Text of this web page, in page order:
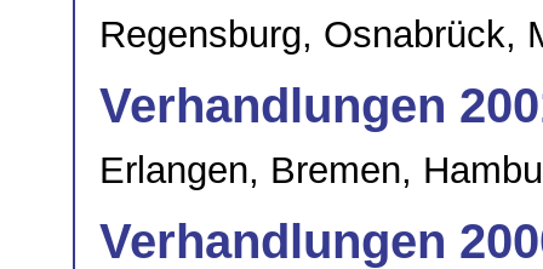
Regensburg, Osnabrück,
Verhandlungen
Erlangen, Bremen,
Verhandlungen